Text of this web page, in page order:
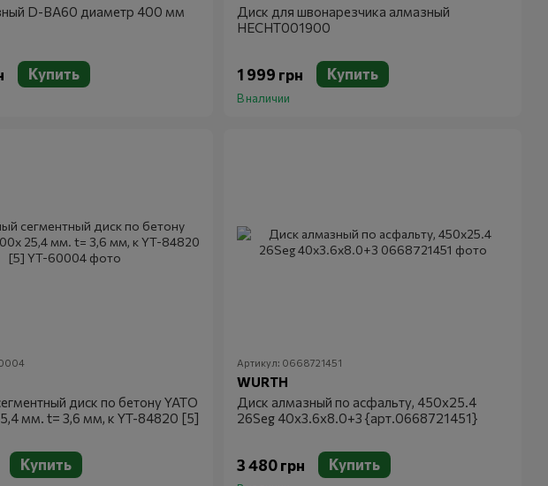
D-BA60 диаметр 400 мм
Купить
Диск для швонарезчика алмазный
HECHT001900
1 999 грн Купить
В наличии
диск по бетону YATO
мм. t= 3,6 мм, к YT-84820 [5]
Купить
Артикул: 0668721451
WURTH
Диск алмазный по асфальту, 450x25.4
26Seg 40x3.6x8.0+3 {арт.0668721451}
3 480 грн Купить